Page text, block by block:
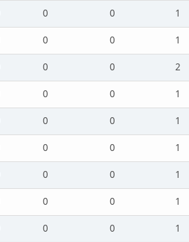
0 0
1
0 0
1
0 0
2
0 0
1
0 0
1
0 0
1
0 0
1
0 0
1
0 0
1